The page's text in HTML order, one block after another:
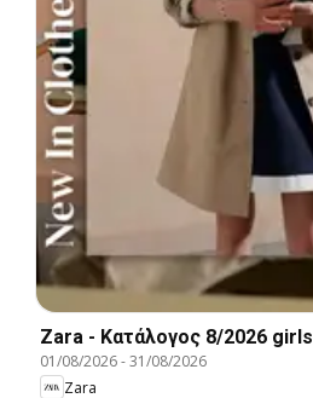
Zara - Kατάλογος 8/2026 girls
01/08/2026-31/08/2026
Zara